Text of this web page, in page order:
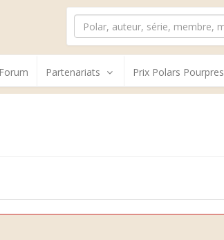
Forum Partenariats Prix Polars Pourpres